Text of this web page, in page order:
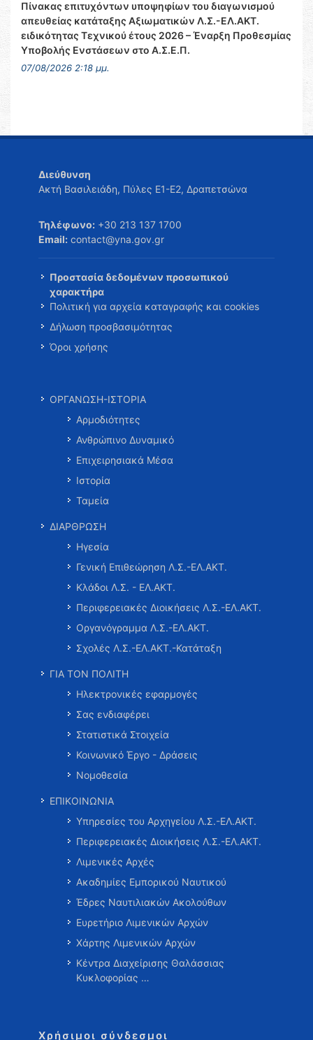
Πίνακας επιτυχόντων υποψηφίων του διαγωνισμού
απευθείας κατάταξης Αξιωματικών Λ.Σ.-ΕΛ.ΑΚΤ.
ειδικότητας Τεχνικού έτους 2026 – Έναρξη Προθεσμίας
Υποβολής Ενστάσεων στο Α.Σ.Ε.Π.
07/08/2026 2:18 μμ.
Διεύθυνση
Ακτή Βασιλειάδη, Πύλες Ε1-Ε2, Δραπετσώνα
Τηλέφωνο: +30 213 137 1700
Email: contact@yna.gov.gr
Προστασία δεδομένων προσωπικού
χαρακτήρα
Πολιτική για αρχεία καταγραφής και cookies
Δήλωση προσβασιμότητας
Όροι χρήσης
ΟΡΓΑΝΩΣΗ-ΙΣΤΟΡΙΑ
Αρμοδιότητες
Ανθρώπινο Δυναμικό
Επιχειρησιακά Μέσα
Ιστορία
Ταμεία
ΔΙΑΡΘΡΩΣΗ
Ηγεσία
Γενική Επιθεώρηση Λ.Σ.-ΕΛ.ΑΚΤ.
Κλάδοι Λ.Σ. - ΕΛ.ΑΚΤ.
Περιφερειακές Διοικήσεις Λ.Σ.-ΕΛ.ΑΚΤ.
Οργανόγραμμα Λ.Σ.-ΕΛ.ΑΚΤ.
Σχολές Λ.Σ.-ΕΛ.ΑΚΤ.-Κατάταξη
ΓΙΑ ΤΟΝ ΠΟΛΙΤΗ
Ηλεκτρονικές εφαρμογές
Σας ενδιαφέρει
Στατιστικά Στοιχεία
Κοινωνικό Έργο - Δράσεις
Νομοθεσία
ΕΠΙΚΟΙΝΩΝΙΑ
Υπηρεσίες του Αρχηγείου Λ.Σ.-ΕΛ.ΑΚΤ.
Περιφερειακές Διοικήσεις Λ.Σ.-ΕΛ.ΑΚΤ.
Λιμενικές Αρχές
Ακαδημίες Εμπορικού Ναυτικού
Έδρες Ναυτιλιακών Ακολούθων
Ευρετήριο Λιμενικών Αρχών
Χάρτης Λιμενικών Αρχών
Κέντρα Διαχείρισης Θαλάσσιας
Κυκλοφορίας …
Χρήσιμοι σύνδεσμοι